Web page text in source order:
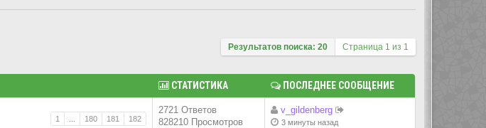
Результатов поиска: 20 Страница 1 из 1
СТАТИСТИКА ПОСЛЕДНЕЕ СООБЩЕНИЕ
1 180 181 182
2721 Ответов
828210 Просмотров
v_gildenberg
3 минуты назад